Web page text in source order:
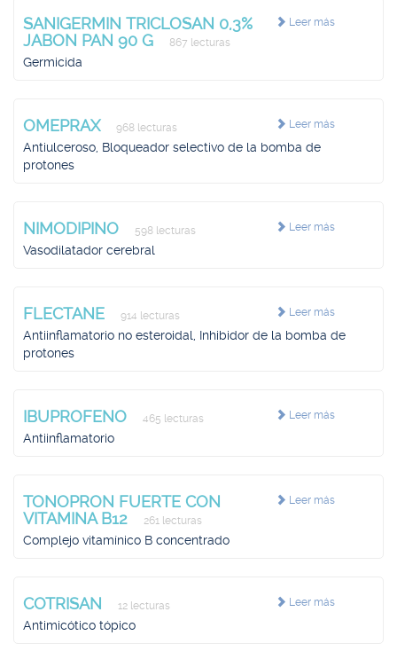
Leer más
SANIGERMIN TRICLOSAN 0,3%
JABON PAN 90 G
867 lecturas
Germicida
Leer más
OMEPRAX 968 lecturas
Antiulceroso, Bloqueador selectivo de la bomba de
protones
Leer más
NIMODIPINO 598 lecturas
Vasodilatador cerebral
Leer más
FLECTANE 914 lecturas
Antiinflamatorio no esteroidal, Inhibidor de la bomba de
protones
Leer más
IBUPROFENO 465 lecturas
Antiinflamatorio
Leer más
TONOPRON FUERTE CON
VITAMINA B12
261 lecturas
Complejo vitamínico B concentrado
Leer más
COTRISAN 12 lecturas
Antimicótico tópico